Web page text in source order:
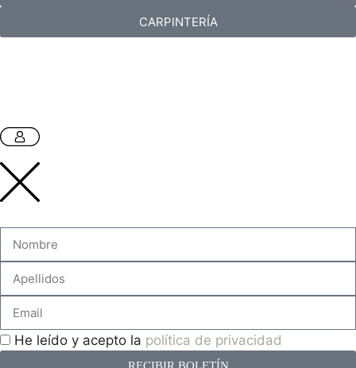
CARPINTERÍA
He leído y acepto la política de privacidad